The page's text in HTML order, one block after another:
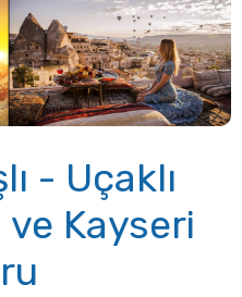
- Uçaklı
Kayseri